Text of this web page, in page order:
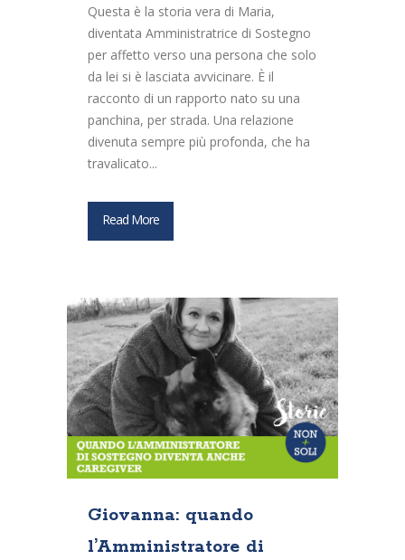
Questa è la storia vera di Maria,
diventata Amministratrice di Sostegno
per affetto verso una persona che solo
da lei si è lasciata avvicinare. È il
racconto di un rapporto nato su una
panchina, per strada. Una relazione
divenuta sempre più profonda, che ha
travalicato...
Read More
Giovanna: quando
l’Amministratore di